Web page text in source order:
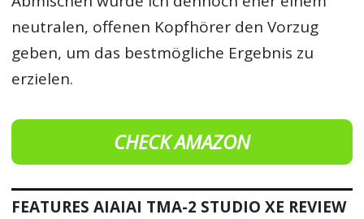
neutralen, offenen Kopfhörer den Vorzug
geben, um das bestmögliche Ergebnis zu
erzielen.
CHECK AMAZON
FEATURES AIAIAI TMA-2 STUDIO XE REVIEW